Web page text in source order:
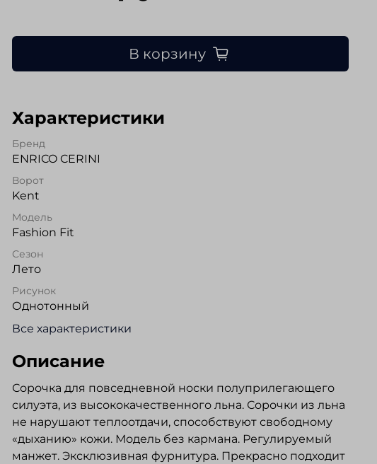
В корзину
Характеристики
Бренд
ENRICO CERINI
Ворот
Kent
Модель
Fashion Fit
Сезон
Лето
Рисунок
Однотонный
Все характеристики
Описание
Сорочка для повседневной носки полуприлегающего
силуэта, из высококачественного льна. Сорочки из льна
не нарушают теплоотдачи, способствуют свободному
«дыханию» кожи. Модель без кармана. Регулируемый
манжет. Эксклюзивная фурнитура. Прекрасно подходит